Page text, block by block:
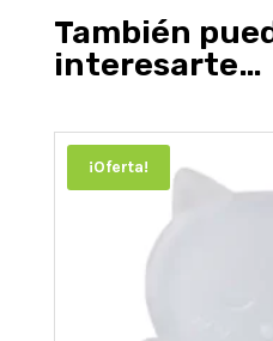
También
interesarte…
¡Oferta!